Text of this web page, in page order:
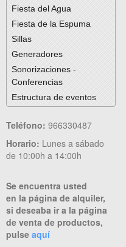
Fiesta del Agua
Fiesta de la Espuma
Sillas
Generadores
Sonorizaciones -
Conferencias
Estructura de eventos
Teléfono: 966330487
Horario: Lunes a sábado
de 10:00h a 14:00h
Se encuentra usted
en la página de alquiler,
si deseaba ir a la página
de venta de productos,
pulse aquí